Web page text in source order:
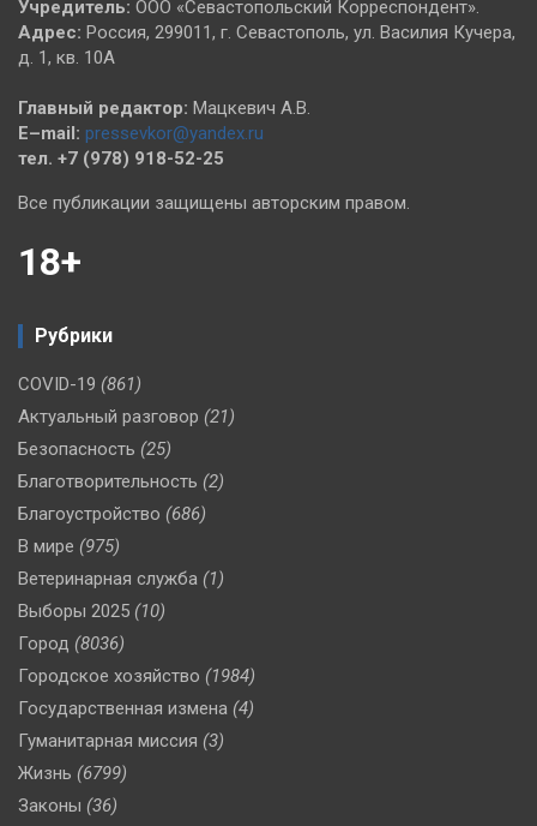
Учредитель: ООО «Севастопольский Корреспондент».
Адрес: Россия, 299011, г. Севастополь, ул. Василия Кучера,
д. 1, кв. 10А
Главный редактор: Мацкевич А.В.
E–mail: pressevkor@yandex.ru
тел. +7 (978) 918-52-25
Все публикации защищены авторским правом.
18+
Рубрики
COVID-19 (861)
Актуальный разговор (21)
Безопасность (25)
Благотворительность (2)
Благоустройство (686)
В мире (975)
Ветеринарная служба (1)
Выборы 2025 (10)
Город (8036)
Городское хозяйство (1984)
Государственная измена (4)
Гуманитарная миссия (3)
Жизнь (6799)
Законы (36)